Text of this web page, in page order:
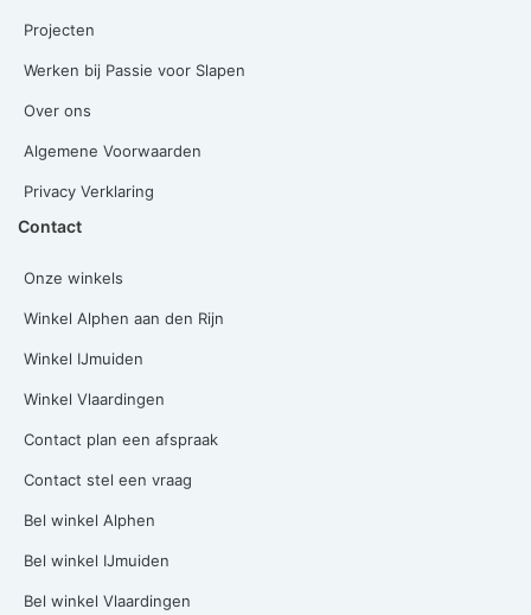
Projecten
Werken bij Passie voor Slapen
Over ons
Algemene Voorwaarden
Privacy Verklaring
Contact
Onze winkels
Winkel Alphen aan den Rijn
Winkel IJmuiden
Winkel Vlaardingen
Contact plan een afspraak
Contact stel een vraag
Bel winkel Alphen
Bel winkel IJmuiden
Bel winkel Vlaardingen